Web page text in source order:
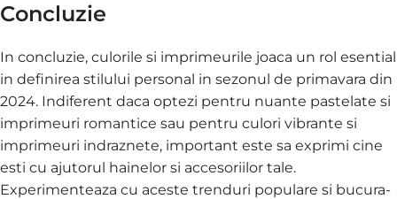
Concluzie
In concluzie, culorile si imprimeurile joaca un rol esential
in definirea stilului personal in sezonul de primavara din
2024. Indiferent daca optezi pentru nuante pastelate si
imprimeuri romantice sau pentru culori vibrante si
imprimeuri indraznete, important este sa exprimi cine
esti cu ajutorul hainelor si accesoriilor tale.
Experimenteaza cu aceste trenduri populare si bucura-